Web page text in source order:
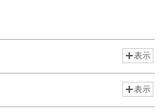
表示
表示